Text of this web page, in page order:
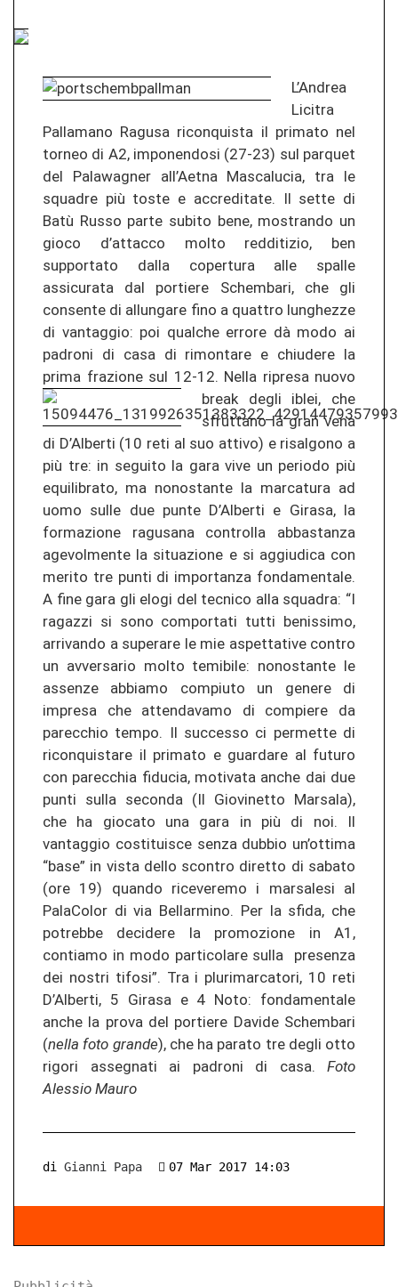
L’Andrea
Licitra
Pallamano Ragusa riconquista il primato nel
torneo di A2, imponendosi (27-23) sul parquet
del Palawagner all’Aetna Mascalucia, tra le
squadre più toste e accreditate. Il sette di
Batù Russo parte subito bene, mostrando un
gioco d’attacco molto redditizio, ben
supportato dalla copertura alle spalle
assicurata dal portiere Schembari, che gli
consente di allungare fino a quattro lunghezze
di vantaggio: poi qualche errore dà modo ai
padroni di casa di rimontare e chiudere la
prima frazione sul 12-12. Nella ripresa nuovo
break degli iblei, che
sfruttano la gran vena
di D’Alberti (10 reti al suo attivo) e risalgono a
più tre: in seguito la gara vive un periodo più
equilibrato, ma nonostante la marcatura ad
uomo sulle due punte D’Alberti e Girasa, la
formazione ragusana controlla abbastanza
agevolmente la situazione e si aggiudica con
merito tre punti di importanza fondamentale.
A fine gara gli elogi del tecnico alla squadra: “I
ragazzi si sono comportati tutti benissimo,
arrivando a superare le mie aspettative contro
un avversario molto temibile: nonostante le
assenze abbiamo compiuto un genere di
impresa che attendavamo di compiere da
parecchio tempo. Il successo ci permette di
riconquistare il primato e guardare al futuro
con parecchia fiducia, motivata anche dai due
punti sulla seconda (Il Giovinetto Marsala),
che ha giocato una gara in più di noi. Il
vantaggio costituisce senza dubbio un’ottima
“base” in vista dello scontro diretto di sabato
(ore 19) quando riceveremo i marsalesi al
PalaColor di via Bellarmino. Per la sfida, che
potrebbe decidere la promozione in A1,
contiamo in modo particolare sulla presenza
dei nostri tifosi”. Tra i plurimarcatori, 10 reti
D’Alberti, 5 Girasa e 4 Noto: fondamentale
anche la prova del portiere Davide Schembari
(nella foto grande), che ha parato tre degli otto
rigori assegnati ai padroni di casa. Foto
Alessio Mauro
di Gianni Papa 07 Mar 2017 14:03